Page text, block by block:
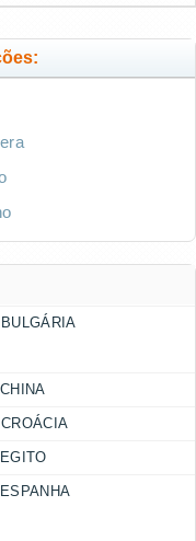
BULGÁRIA
CHINA
CROÁCIA
EGITO
ESPANHA